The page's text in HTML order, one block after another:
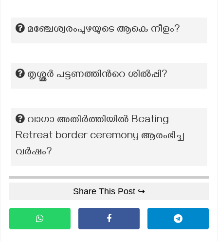
മഞ്ചേശ്വരംപുഴയുടെ ആകെ നീളം?
തൃശ്ശൂര്‍ പട്ടണത്തിന്‍റെ ശില്‍പ്പി?
വാഗാ അതിർത്തിയിൽ Beating
Retreat border ceremony ആരംഭിച്ച
വർഷം?
Share This Post ↪